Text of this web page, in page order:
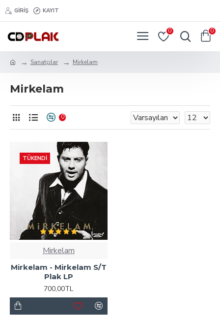
GIRIŞ KAYIT
0 0
Sanatçılar Mirkelam
Mirkelam
0
TÜKENDI
Mirkelam
Mirkelam - Mirkelam S/T
Plak LP
700,00TL